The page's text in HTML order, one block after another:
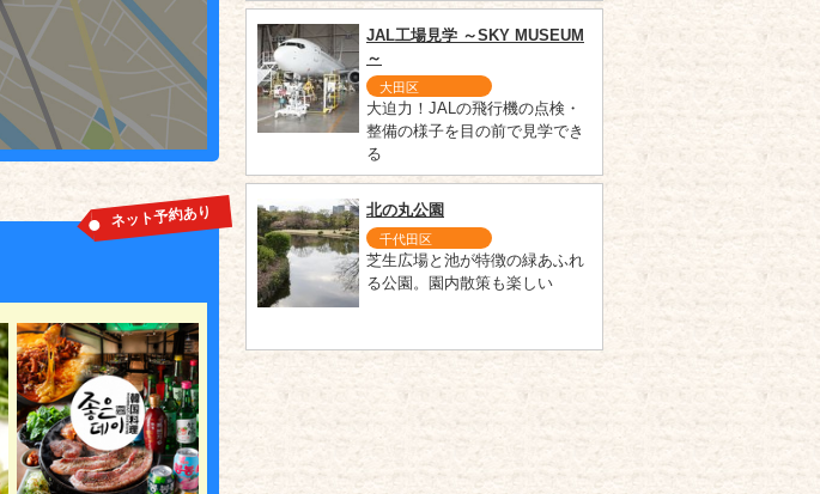
ネット予約あり
JAL工場見学 ～SKY MUSEUM
～
大田区
大迫力！JALの飛行機の点検・
整備の様子を目の前で見学でき
る
北の丸公園
千代田区
芝生広場と池が特徴の緑あふれ
る公園。園内散策も楽しい